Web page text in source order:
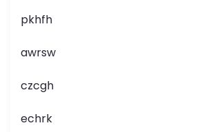
pkhfh
awrsw
czcgh
echrk